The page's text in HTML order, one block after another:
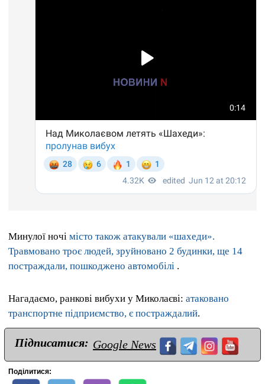
Минулої ночі місто також атакували «шахеди».
Травмовано троє людей, зруйновано 2 будинки, ще 14
постраждали, пошкоджено автомобілі .
Нагадаємо, ранкові вибухи у Миколаєві: атаковано
транспортне підприємство, є постраждалий.
Підписатися: Google News
Поділитися: